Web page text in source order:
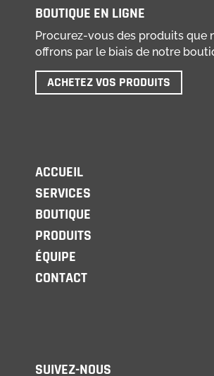
BOUTIQUE EN LIGNE
Procurez-vous des produits que
offrons par le biais de notre
ACHETEZ VOS PRODUITS
ACCUEIL
SERVICES
BOUTIQUE
PRODUITS
ÉQUIPE
CONTACT
SUIVEZ-NOUS